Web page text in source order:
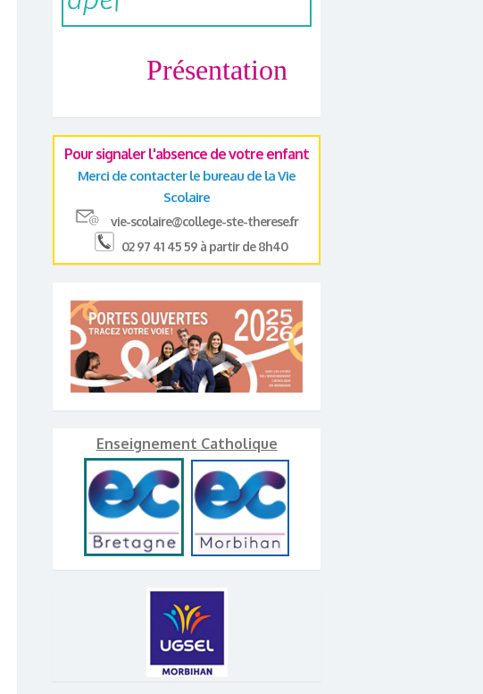
Présentation
Pour signaler l'absence de votre enfant
Merci de contacter le bureau de la Vie
Scolaire
vie-scolaire@college-ste-therese.fr
02 97 41 45 59 à partir de 8h40
Enseignement Catholique